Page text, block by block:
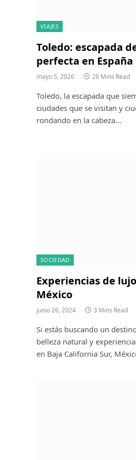
VIAJES
Toledo: escapada
perfecta en España
mayo 5, 2026 26 Mins Read
Toledo, la escapada que
ciudades que se visitan y
rondando en la cabeza…
SOCIEDAD
Experiencias de
México
junio 26, 2024 3 Mins Read
Si estás buscando un
belleza natural y
en Baja California Sur,